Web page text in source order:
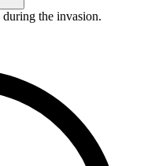
during the invasion.